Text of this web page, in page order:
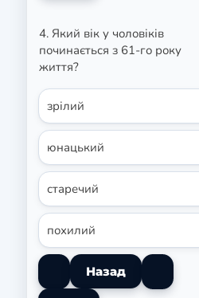
4. Який вік у чоловіків
починається з 61-го року
життя?
зрілий
юнацький
старечий
похилий